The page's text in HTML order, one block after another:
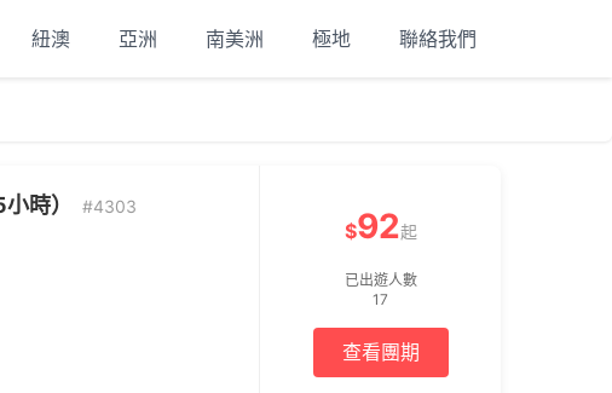
紐澳 亞洲 南美洲 極地 聯絡我們
時） #4303
$92起
已出遊人數
17
查看團期